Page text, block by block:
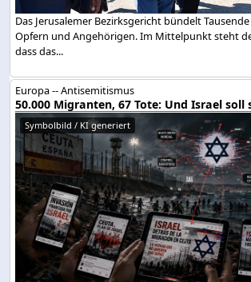
Das Jerusalemer Bezirksgericht bündelt
Opfern und Angehörigen. Im Mittelpunkt steht
dass das...
Europa -- Antisemitismus
50.000 Migranten, 67 Tote: Und Israel soll
Symbolbild / KI generiert